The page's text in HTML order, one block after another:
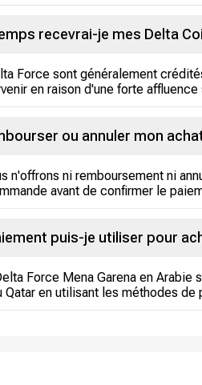
recevrai-je mes Delta
Force sont généralement
en raison d'une forte affluence
ou annuler mon
n'offrons ni remboursement ni
avant de confirmer le
puis-je utiliser pour
Force Mena Garena en Arabie
Qatar en utilisant les méthodes